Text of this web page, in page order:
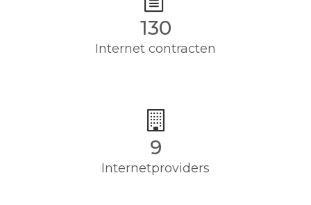
130
Internet contracten
9
Internetproviders